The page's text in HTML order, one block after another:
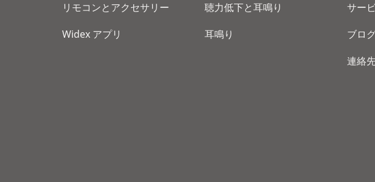
リモコンとアクセサリー
Widex アプリ
聴力低下と耳鳴り
耳鳴り
サー
ブロ
連絡